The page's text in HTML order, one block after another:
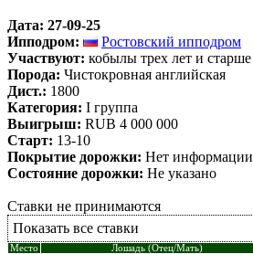
Дата: 27-09-25
Ипподром:
Ростовский ипподром
Участвуют: кобылы трех лет и старше
Порода: Чистокровная английская
Дист.: 1800
Категория: I группа
Выигрыш: RUB 4 000 000
Старт: 13-10
Покрытие дорожки: Нет информации
Состояние дорожки: Не указано
Ставки не принимаются
Показать все ставки
Место Лошадь (Отец/Мать)